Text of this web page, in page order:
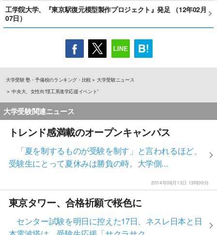
工学院大学、『東京駅復元模型製作プロジェクト』発足 （12年02月
07日）
大学受験 塾・予備校のランキング・比較
大学受験ニュース
中央大、女性向“理工系進学応援イベント”
大学受験関連ニュース
トレンド感満載のオープンキャンパス
「夏を制するものが受験を制す」と言われるほど、
受験生にとって夏休みは勝負の時。大学側...
2014年08月13日 13時00分
東京タワー、合格祈願で桜色に
センター試験を明日に控えた17日、ネスレ日本と日